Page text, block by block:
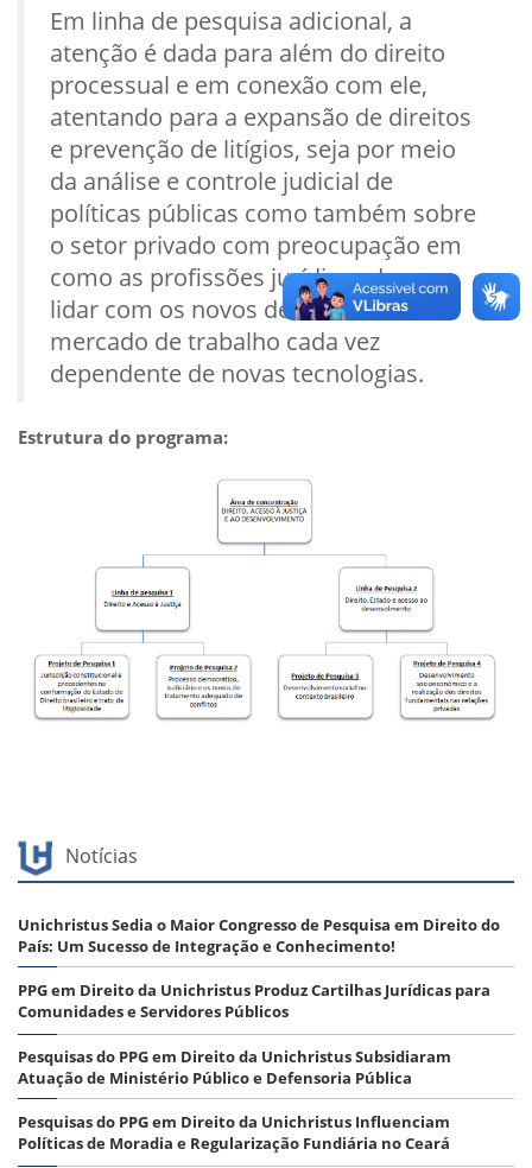
Em linha de pesquisa adicional, a
atenção é dada para além do direito
processual e em conexão com ele,
atentando para a expansão de direitos
e prevenção de litígios, seja por meio
da análise e controle judicial de
políticas públicas como também sobre
o setor privado com preocupação em
como as profissões jurídicas devem
lidar com os novos desafios de um
mercado de trabalho cada vez
dependente de novas tecnologias.
Estrutura do programa:
Notícias
Unichristus Sedia o Maior Congresso de Pesquisa em Direito do
País: Um Sucesso de Integração e Conhecimento!
PPG em Direito da Unichristus Produz Cartilhas Jurídicas para
Comunidades e Servidores Públicos
Pesquisas do PPG em Direito da Unichristus Subsidiaram
Atuação de Ministério Público e Defensoria Pública
Pesquisas do PPG em Direito da Unichristus Influenciam
Políticas de Moradia e Regularização Fundiária no Ceará